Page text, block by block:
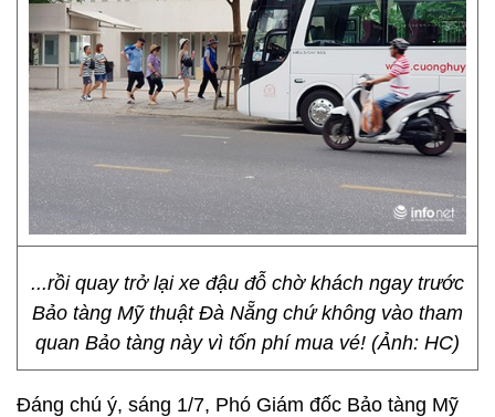
...rồi quay trở lại xe đậu đỗ chờ khách ngay trước
Bảo tàng Mỹ thuật Đà Nẵng chứ không vào tham
quan Bảo tàng này vì tốn phí mua vé! (Ảnh: HC)
Đáng chú ý, sáng 1/7, Phó Giám đốc Bảo tàng Mỹ